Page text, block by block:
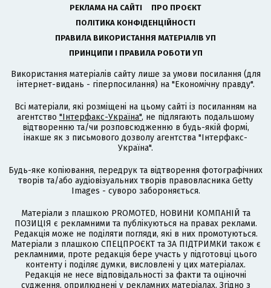
РЕКЛАМА НА САЙТІ
ПРО ПРОЄКТ
ПОЛІТИКА КОНФІДЕНЦІЙНОСТІ
ПРАВИЛА ВИКОРИСТАННЯ МАТЕРІАЛІВ УП
ПРИНЦИПИ І ПРАВИЛА РОБОТИ УП
Використання матеріалів сайту лише за умови посилання (для
інтернет-видань - гіперпосилання) на "Економічну правду".
Всі матеріали, які розміщені на цьому сайті із посиланням на
агентство "Інтерфакс-Україна", не підлягають подальшому
відтворенню та/чи розповсюдженню в будь-якій формі,
інакше як з письмового дозволу агентства "Інтерфакс-
Україна".
Будь-яке копіювання, передрук та відтворення фотографічних
творів та/або аудіовізуальних творів правовласника Getty
Images - суворо забороняється.
Матеріали з плашкою PROMOTED, НОВИНИ КОМПАНІЙ та
ПОЗИЦІЯ є рекламними та публікуються на правах реклами.
Редакція може не поділяти погляди, які в них промотуються.
Матеріали з плашкою СПЕЦПРОЄКТ та ЗА ПІДТРИМКИ також є
рекламними, проте редакція бере участь у підготовці цього
контенту і поділяє думки, висловлені у цих матеріалах.
Редакція не несе відповідальності за факти та оціночні
судження, оприлюднені у рекламних матеріалах. Згідно з